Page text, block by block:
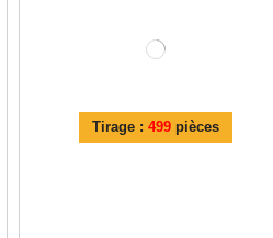
Tirage :499 pièces